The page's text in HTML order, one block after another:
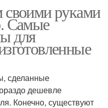
своими руками
Самые
для
сделанные
дешевле
Конечно, существуют